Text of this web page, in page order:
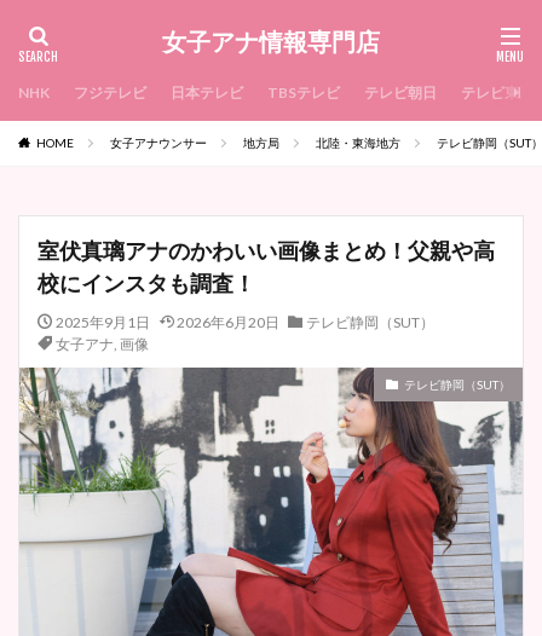
女子アナ情報専門店
NHK フジテレビ 日本テレビ TBSテレビ テレビ朝日 テレビ東京
HOME 女子アナウンサー 地方局 北陸・東海地方 テレビ静岡（SUT）
室伏真璃アナのかわいい画像まとめ！父親や高
校にインスタも調査！
2025年9月1日 2026年6月20日
テレビ静岡（SUT）
女子アナ, 画像
テレビ静岡（SUT）